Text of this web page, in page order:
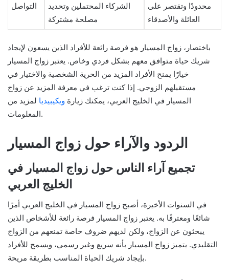
التواصل
الشركاء المحتملين وتحديد
مصلحة مشتركة
محدودًا وتقتصر على
العائلة والأصدقاء
باختصار، زواج المسيار هو فرصة رائعة للأفراد الذين يسعون لإيجاد
شريك حياة متوافق معهم بشكل فردي وخاص. يعتبر زواج المسيار
خيارًا يمنح الأفراد المزيد من الحرية الشخصية والاختيار في
مستقبلهم الزوجي. إذا كنت ترغب في معرفة المزيد عن زواج
المسيار في الخليج العربي، يمكنك زيارة ويكيبيديا لمزيد من
المعلومات.
الردود والآراء حول زواج المسيار
تجميع آراء الناس حول زواج المسيار في
الخليج العربي
في السنوات الأخيرة، أصبح زواج المسيار في الخليج العربي أمرًا
شائعًا ومعترفًا به. يعتبر زواج المسيار فرصة رائعة للأشخاص الذين
يبحثون عن الزواج، ولكن لديهم ضروف خاصة تمنعهم من الزواج
التقليدي. يتميز زواج المسيار بأنه سريع وغير رسمي، ويسمح للأفراد
بإيجاد شريك الحياة المناسب بطريقة مريحة.